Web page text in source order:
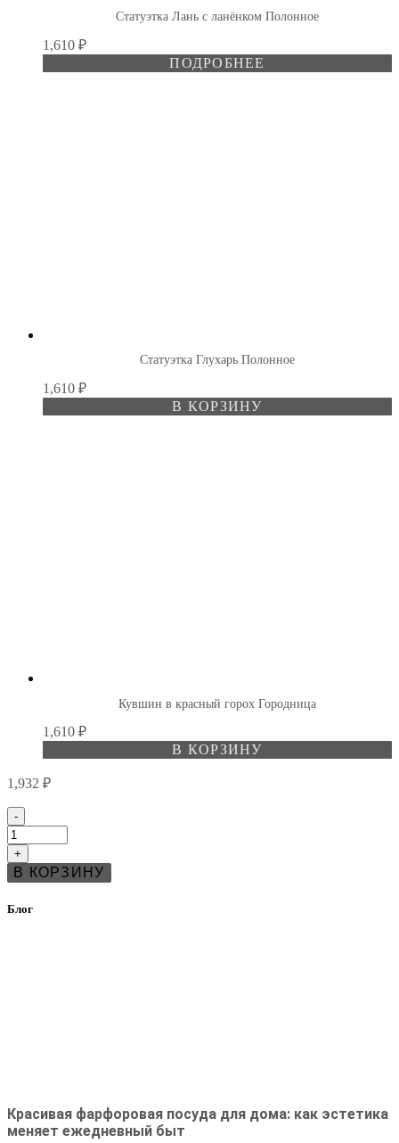
Статуэтка Лань с ланёнком Полонное
1,610 ₽
ПОДРОБНЕЕ
Статуэтка Глухарь Полонное
1,610 ₽
В КОРЗИНУ
Кувшин в красный горох Городница
1,610 ₽
В КОРЗИНУ
1,932 ₽
Количество
товара
Молочник
Барановка
Бутон
-
+
В КОРЗИНУ
Блог
Красивая фарфоровая посуда для дома: как эстетика
меняет ежедневный быт